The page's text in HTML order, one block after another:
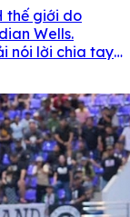
thế giới do
Wells.
nói lời chia tay
ngày 13/3 […]